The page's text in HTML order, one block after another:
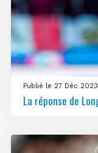
Publié le 27 Déc
La réponse de